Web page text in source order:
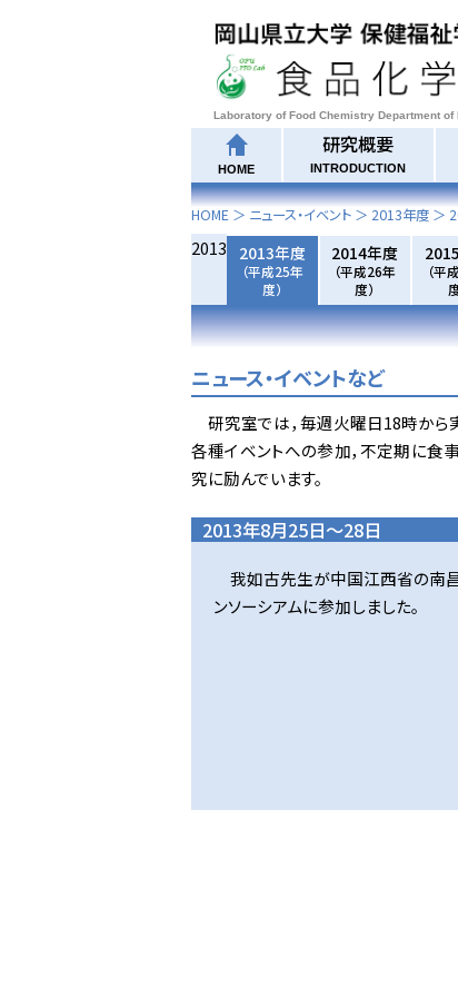
Laboratory of Food Chemistry Department
HOME
研究概要
INTRODUCTION
HOME ＞ ニュース・イベント ＞ 2013年度 ＞
2013 2013年度
（平成25年
度）
2014年度
（平成26年
度）
（平
ニュース・イベントなど
研究室では，毎週火曜日18時から
各種イベントへの参加，不定期に食
究に励んでいます。
2013年8月25日～28日
我如古先生が中国江西省の南
ンソーシアムに参加しました。